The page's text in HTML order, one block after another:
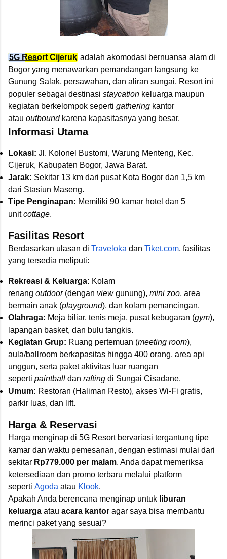
5G Resort Cijeruk adalah akomodasi bernuansa alam di
Bogor yang menawarkan pemandangan langsung ke
Gunung Salak, persawahan, dan aliran sungai. Resort ini
populer sebagai destinasi staycation keluarga maupun
kegiatan berkelompok seperti gathering kantor
atau outboundkarena kapasitasnya yang besar.
Informasi Utama
Lokasi: Jl. Kolonel Bustomi, Warung Menteng, Kec.
Cijeruk, Kabupaten Bogor, Jawa Barat.
Jarak: Sekitar 13 km dari pusat Kota Bogor dan 1,5 km
dari Stasiun Maseng.
Tipe Penginapan: Memiliki 90 kamar hotel dan 5
unitcottage.
Fasilitas Resort
Berdasarkan ulasan di Traveloka dan Tiket.com, fasilitas
yang tersedia meliputi:
Rekreasi & Keluarga: Kolam
renang outdoor(dengan viewgunung), mini zoo, area
bermain anak (playground), dan kolam pemancingan.
Olahraga: Meja biliar, tenis meja, pusat kebugaran (gym),
lapangan basket, dan bulu tangkis.
Kegiatan Grup: Ruang pertemuan (meeting room),
aula/ballroom berkapasitas hingga 400 orang, area api
unggun, serta paket aktivitas luar ruangan
seperti paintball dan rafting di Sungai Cisadane.
Umum: Restoran (Haliman Resto), akses Wi-Fi gratis,
parkir luas, dan lift.
Harga & Reservasi
Harga menginap di 5G Resort bervariasi tergantung tipe
kamar dan waktu pemesanan, dengan estimasi mulai dari
sekitar Rp779.000 per malam. Anda dapat memeriksa
ketersediaan dan promo terbaru melalui platform
seperti Agoda atau Klook.
Apakah Anda berencana menginap untuk liburan
keluarga atau acara kantor agar saya bisa membantu
merinci paket yang sesuai?